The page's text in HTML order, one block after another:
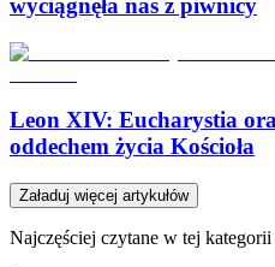
wyciągnęła nas z piwnicy
Leon XIV: Eucharystia
oddechem życia Kościoła
Załaduj więcej artykułów
Najczęściej czytane w tej